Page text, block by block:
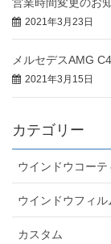
2021年3月23日
メルセデスAMG
2021年3月15日
カテゴリー
ウインドウコーテ
ウインドウフィル
カスタム